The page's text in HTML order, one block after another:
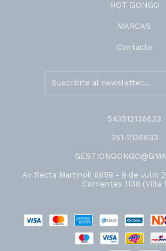
HOT GONGO
MARCAS
Contacto
543512136633
351-2136633
Av Recta Martinoli 6858 - 9 de Julio
Corrientes 1138 (Villa